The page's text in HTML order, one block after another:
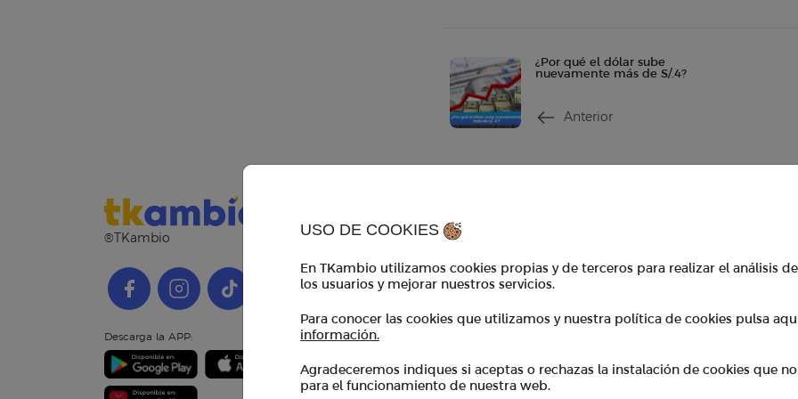
¿Por qué el dólar sube
nuevamente más de S/.4?
Anterior
USO DE COOKIES
En TKambio utilizamos cookies propias y de terceros para realizar el análisis
los usuarios y mejorar nuestros servicios.
Para conocer las cookies que utilizamos y nuestra política de cookies pulsa
información.
Agradeceremos indiques si aceptas o rechazas la instalación de cookies que no
para el funcionamiento de nuestra web.
®TKambio
Descarga la APP:
contacto@tkambio.com
WhatsApp:
+51 986 767 908
TKambio
BeneficiosTK
Preguntas frecuentes